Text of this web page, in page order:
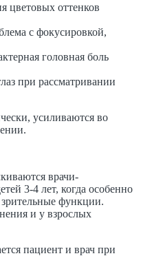
цветовых оттенков
с фокусировкой,
головная боль
при рассматривании
усиливаются во
врачи-
3-4 лет, когда особенно
зрительные функции.
и у взрослых
пациент и врач при